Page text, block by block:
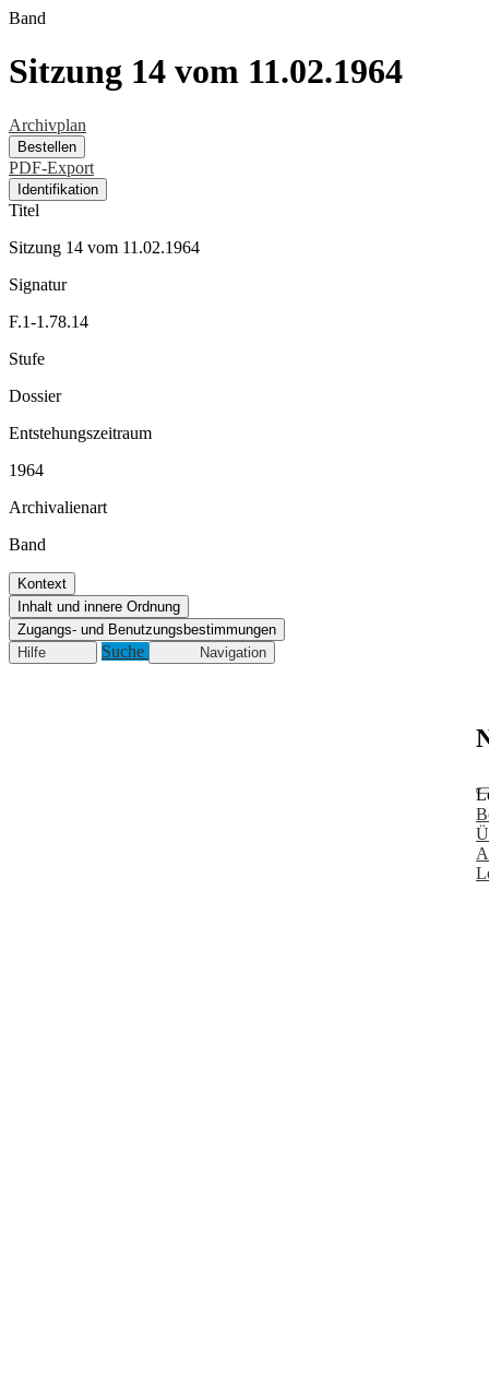
Band
Sitzung 14 vom 11.02.1964
Archivplan
Bestellen
PDF-Export
Identifikation
Titel
Sitzung 14 vom 11.02.1964
Signatur
F.1-1.78.14
Stufe
Dossier
Entstehungszeitraum
1964
Archivalienart
Band
Kontext
Inhalt und innere Ordnung
Zugangs- und Benutzungsbestimmungen
Hilfe
Suche Navigation